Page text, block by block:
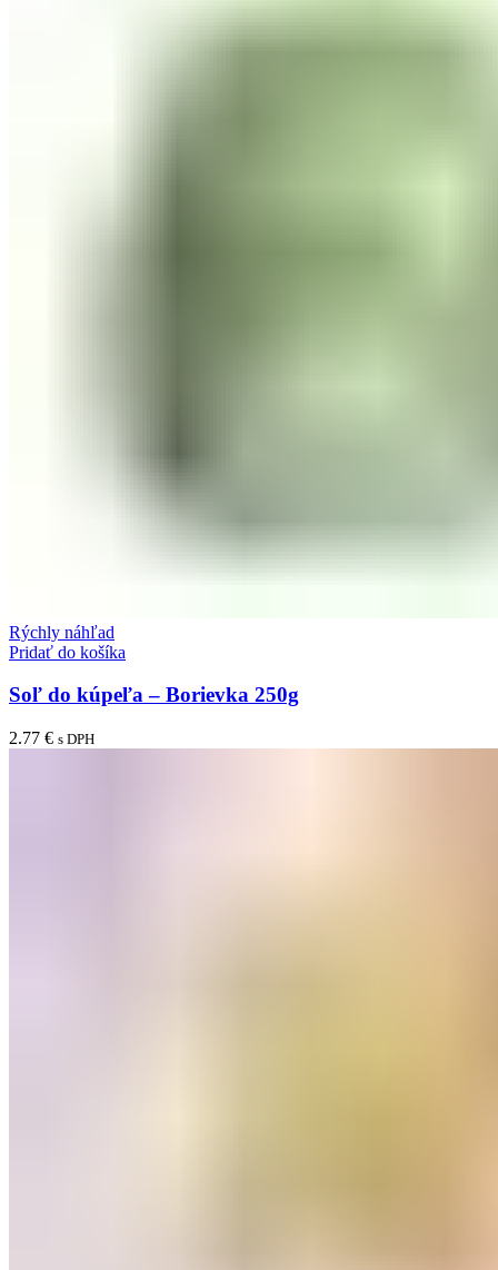
Rýchly náhľad
Pridať do košíka
Soľ do kúpeľa – Borievka 250g
2.77 € s DPH